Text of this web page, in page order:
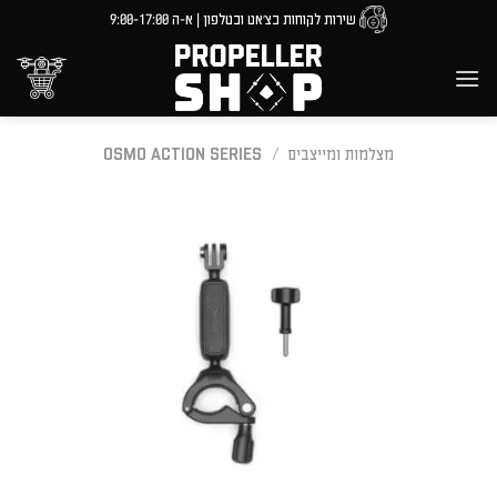
content
שירות לקוחות בצ'אט ובטלפון | א-ה 9:00-17:00
מצלמות ומייצבים /
OSMO ACTION SERIES